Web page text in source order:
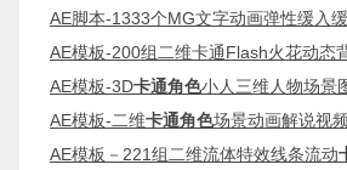
AE脚本-1333个MG文字动画弹性缓入
AE模板-200组二维卡通Flash火花动态
AE模板-3D卡通角色小人三维人物场景
AE模板-二维卡通角色场景动画解说视
AE模板－221组二维流体特效线条流动